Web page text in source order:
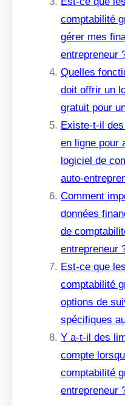
comptabilité
gérer mes
entrepreneur
Quelles
doit offrir un
gratuit pour
Existe-t-il
en ligne pour
logiciel de
auto-
Comment
données
de
entrepreneur
Est-ce que
comptabilité
options de
spécifiques
Y a-t-il des
compte
comptabilité
entrepreneur